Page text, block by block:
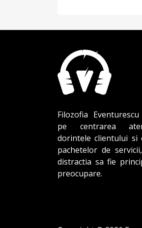
Filozofia
pe centrarea
dorintele clientului si
pachetelor de
distractia sa fie
preocupare.